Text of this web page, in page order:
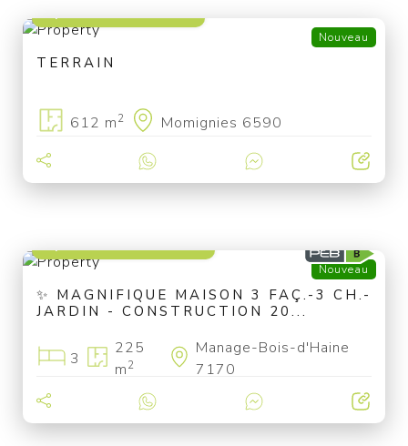
Nouveau
TERRAIN
612 m2 Momignies 6590
Nouveau
✨ MAGNIFIQUE MAISON 3 FAÇ.-3 CH.-
JARDIN - CONSTRUCTION 20...
3
225
m2
Manage-Bois-d'Haine
7170